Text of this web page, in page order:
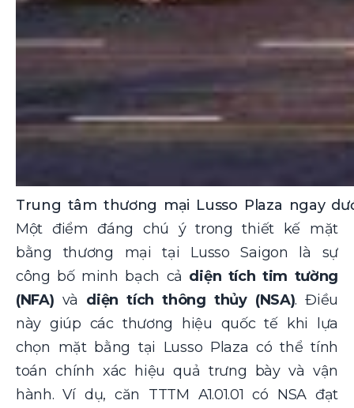
Trung tâm thương mại Lusso Plaza ngay
Một điểm đáng chú ý trong thiết kế mặt
bằng thương mại tại Lusso Saigon là sự
công bố minh bạch cả diện tích tim tường
(NFA) và diện tích thông thủy (NSA). Điều
này giúp các thương hiệu quốc tế khi lựa
chọn mặt bằng tại Lusso Plaza có thể tính
toán chính xác hiệu quả trưng bày và vận
hành. Ví dụ, căn TTTM A1.01.01 có NSA đạt